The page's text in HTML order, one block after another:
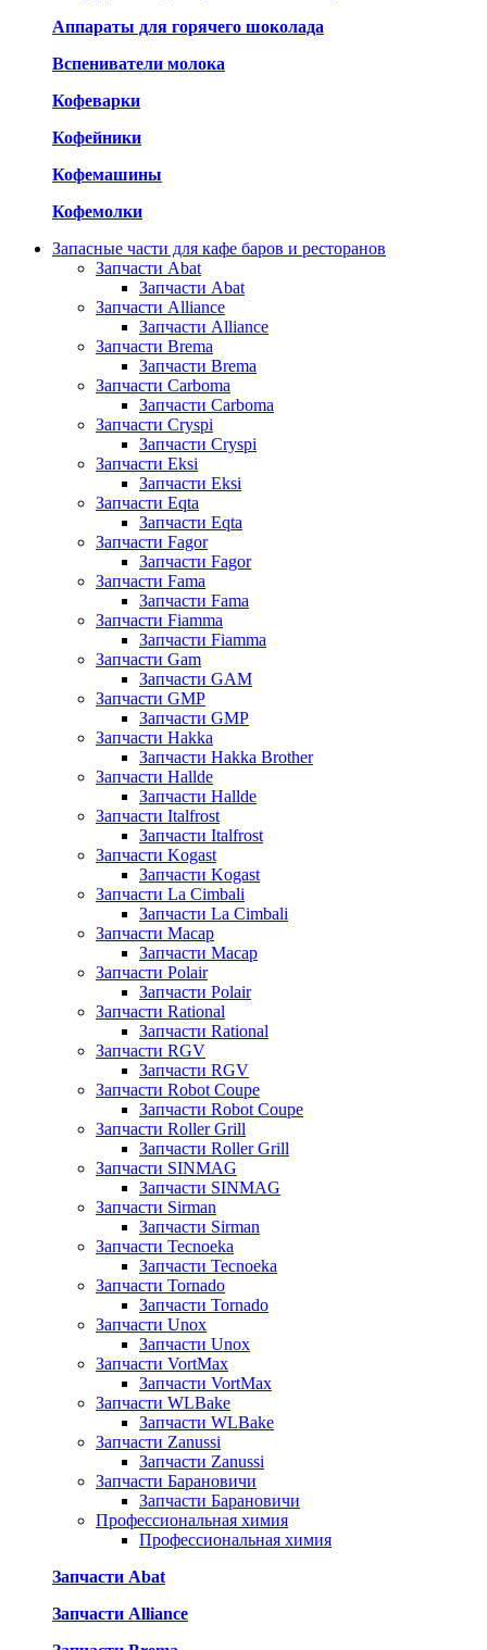
Аппараты для горячего шоколада
Вспениватели молока
Кофеварки
Кофейники
Кофемашины
Кофемолки
Запасные части для кафе баров и ресторанов
Запчасти Abat
Запчасти Abat
Запчасти Alliance
Запчасти Alliance
Запчасти Brema
Запчасти Brema
Запчасти Carboma
Запчасти Carboma
Запчасти Cryspi
Запчасти Cryspi
Запчасти Eksi
Запчасти Eksi
Запчасти Eqta
Запчасти Eqta
Запчасти Fagor
Запчасти Fagor
Запчасти Fama
Запчасти Fama
Запчасти Fiamma
Запчасти Fiamma
Запчасти Gam
Запчасти GAM
Запчасти GMP
Запчасти GMP
Запчасти Hakka
Запчасти Hakka Brother
Запчасти Hallde
Запчасти Hallde
Запчасти Italfrost
Запчасти Italfrost
Запчасти Kogast
Запчасти Kogast
Запчасти La Cimbali
Запчасти La Cimbali
Запчасти Macap
Запчасти Macap
Запчасти Polair
Запчасти Polair
Запчасти Rational
Запчасти Rational
Запчасти RGV
Запчасти RGV
Запчасти Robot Coupe
Запчасти Robot Coupe
Запчасти Roller Grill
Запчасти Roller Grill
Запчасти SINMAG
Запчасти SINMAG
Запчасти Sirman
Запчасти Sirman
Запчасти Tecnoeka
Запчасти Tecnoeka
Запчасти Tornado
Запчасти Tornado
Запчасти Unox
Запчасти Unox
Запчасти VortMax
Запчасти VortMax
Запчасти WLBake
Запчасти WLBake
Запчасти Zanussi
Запчасти Zanussi
Запчасти Барановичи
Запчасти Барановичи
Профессиональная химия
Профессиональная химия
Запчасти Abat
Запчасти Alliance